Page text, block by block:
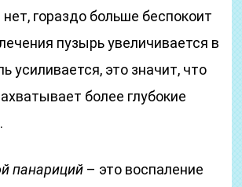
гораздо больше беспокоит
пузырь увеличивается в
усиливается, это значит, что
более глубокие
панариций – это воспаление